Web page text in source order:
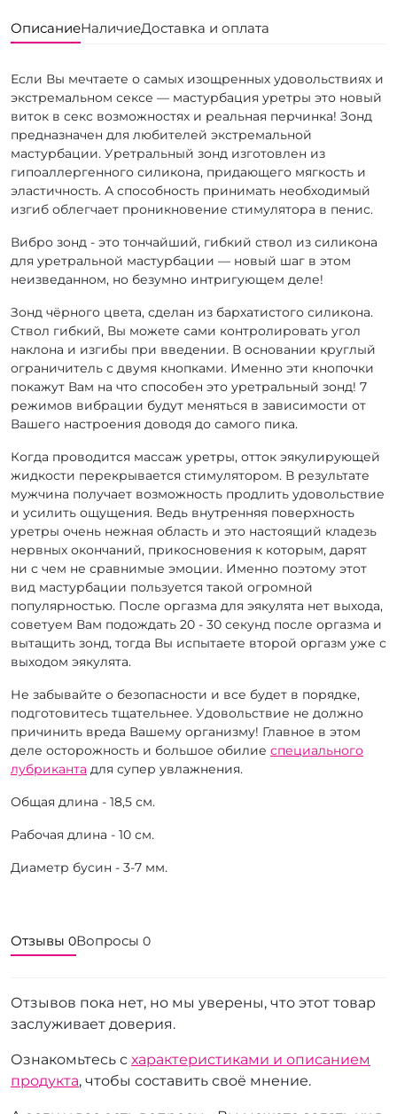
ОписаниеНаличиеДоставка и оплата
Если Вы мечтаете о самых изощренных удовольствиях и
экстремальном сексе — мастурбация уретры это новый
виток в секс возможностях и реальная перчинка! Зонд
предназначен для любителей экстремальной
мастурбации. Уретральный зонд изготовлен из
гипоаллергенного силикона, придающего мягкость и
эластичность. А способность принимать необходимый
изгиб облегчает проникновение стимулятора в пенис.
Вибро зонд - это тончайший, гибкий ствол из силикона
для уретральной мастурбации — новый шаг в этом
неизведанном, но безумно интригующем деле!
Зонд чёрного цвета, сделан из бархатистого силикона.
Ствол гибкий, Вы можете сами контролировать угол
наклона и изгибы при введении. В основании круглый
ограничитель с двумя кнопками. Именно эти кнопочки
покажут Вам на что способен это уретральный зонд! 7
режимов вибрации будут меняться в зависимости от
Вашего настроения доводя до самого пика.
Когда проводится массаж уретры, отток эякулирующей
жидкости перекрывается стимулятором. В результате
мужчина получает возможность продлить удовольствие
и усилить ощущения. Ведь внутренняя поверхность
уретры очень нежная область и это настоящий кладезь
нервных окончаний, прикосновения к которым, дарят
ни с чем не сравнимые эмоции. Именно поэтому этот
вид мастурбации пользуется такой огромной
популярностью. После оргазма для эякулята нет выхода,
советуем Вам подождать 20 - 30 секунд после оргазма и
вытащить зонд, тогда Вы испытаете второй оргазм уже с
выходом эякулята.
Не забывайте о безопасности и все будет в порядке,
подготовитесь тщательнее. Удовольствие не должно
причинить вреда Вашему организму! Главное в этом
деле осторожность и большое обилие специального
лубриканта для супер увлажнения.
Общая длина - 18,5 см.
Рабочая длина - 10 см.
Диаметр бусин - 3-7 мм.
Отзывы 0Вопросы 0
Отзывов пока нет, но мы уверены, что этот товар
заслуживает доверия.
Ознакомьтесь с характеристиками и описанием
продукта, чтобы составить своё мнение.